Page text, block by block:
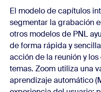
El modelo de capítulos
segmentar la grabación
otros modelos de PNL
de forma rápida y
acción de la reunión y
temas. Zoom utiliza una
aprendizaje automático